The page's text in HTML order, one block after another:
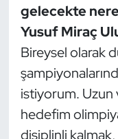
gelecekte
Yusuf Miraç
Bireysel olarak
istiyorum. Uzun
hedefim
disiplinli